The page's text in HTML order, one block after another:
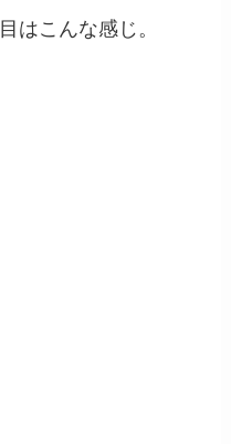
はこんな感じ。